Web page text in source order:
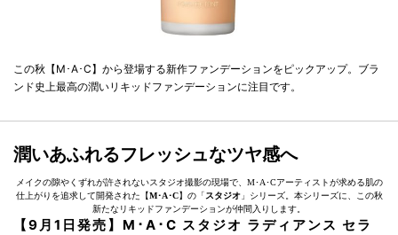
この秋【M･A･C】から登場する新作ファンデーションをピックアップ。ブラ
ンド史上最高の潤いリキッドファンデーションに注目です。
潤いあふれるフレッシュなツヤ感へ
メイクの隙やくずれが許されないスタジオ撮影の現場で、M･A･Cアーティストが求める肌の
仕上がりを追求して開発された【M･A･C】の「スタジオ」シリーズ。本シリーズに、この秋
新たなリキッドファンデーションが仲間入りします。
【9月1日発売】M･A･C スタジオ ラディアンス セラ